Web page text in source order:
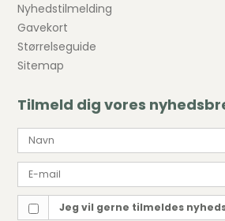
Nyhedstilmelding
Gavekort
Størrelseguide
Sitemap
Tilmeld dig vores
Jeg vil gerne tilmeldes